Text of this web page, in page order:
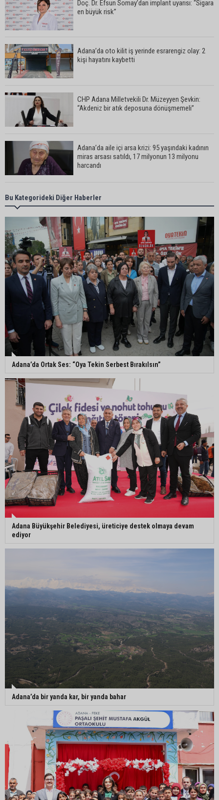
Doç. Dr. Efsun Somay’dan implant uyarısı: “Sigara
en büyük risk”
Adana’da oto kilit iş yerinde esrarengiz olay: 2
kişi hayatını kaybetti
CHP Adana Milletvekili Dr. Müzeyyen Şevkin:
“Akdeniz bir atık deposuna dönüşmemeli”
Adana’da aile içi arsa krizi: 95 yaşındaki kadının
miras arsası satıldı, 17 milyonun 13 milyonu
harcandı
Uluslararası Adana Altın Koza Film Festivali’nde
Orhan Kemal Emek Ödülleri’nin sahipleri belli oldu
Adana’da trafikte testereyle saldırı iddiası:
Şüpheli tutuklandı
Adana’da internet kablosu hırsızlığı kamerada:
Mahallenin bir bölümünde internet erişimi kesildi
Mimarlar Odası’ndan Adana Askeri Hastanesi
için tescil çağrısı: “Satılmamalı, amaç dışı
kullanılmamalı”
CHP Adana Milletvekili Dr. Müzeyyen Şevkin:
“Ortadoğu’da kalıcı barış ve iş birliği sağlanmalı”
AOSB’de üniversite-sanayi iş birliği toplantısı
gerçekleştirildi
Bu Kategorideki Diğer Haberler
Adana’da Ortak Ses: “Oya Tekin Serbest Bırakılsın”
Adana Büyükşehir Belediyesi, üreticiye destek olmaya devam
ediyor
Adana’da bir yanda kar, bir yanda bahar